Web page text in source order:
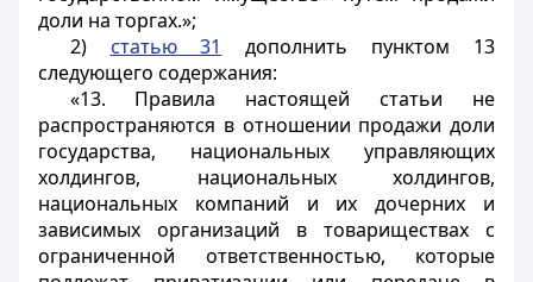
доли на торгах.»;
2) статью 31
дополнить пунктом 13
следующего содержания:
«13. Правила настоящей статьи не
распространяются в отношении продажи доли
государства, национальных управляющих
холдингов, национальных холдингов,
национальных компаний и их дочерних и
зависимых организаций в товариществах с
ограниченной ответственностью, которые